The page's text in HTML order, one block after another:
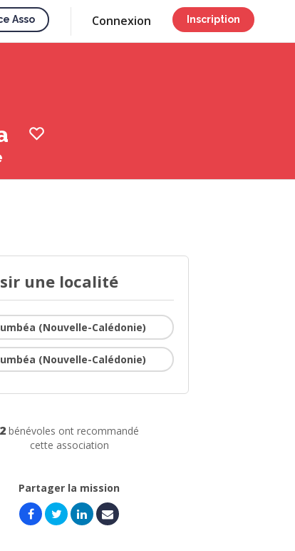
Asso Connexion Inscription
une localité
(Nouvelle-Calédonie)
(Nouvelle-Calédonie)
2 bénévoles ont recommandé
cette association
Partager la mission